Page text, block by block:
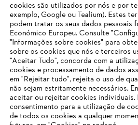
FAQs Loja Online
Contacto
O SEU NAVEGADOR
ESTE WEBSITE
Está utilizar um navegador que ainda
obter o melhor uso de nosso site,
para um dos seguintes navegadores:
cookies são utilizados por nós e por
exemplo, Google ou Tealium). Estes
podem tratar os seus dados pessoais
Económico Europeu. Consulte
"Informações sobre cookies" para
sobre os cookies que nós e terceiros
"Aceitar Tudo", concorda com a
cookies e processamento de dados
em "Rejeitar tudo", rejeita o uso de
não sejam estritamente necessários.
aceitar ou rejeitar cookies individuais.
consentimento para a utilização de
de todos os cookies a qualquer